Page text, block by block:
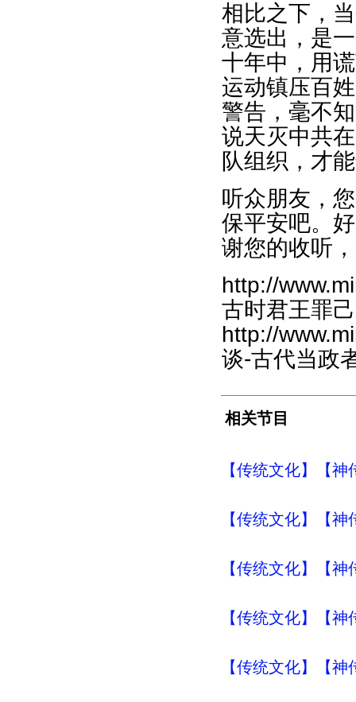
相比之下，
意选出，是
十年中，用
运动镇压百
警告，毫不
说天灭中共
队组织，才
听众朋友，
保平安吧。
谢您的收听
http://
古时君王罪
http://
谈-古代当政
相关节目
【传统文化】【
【传统文化】【
【传统文化】【
【传统文化】【
【传统文化】【